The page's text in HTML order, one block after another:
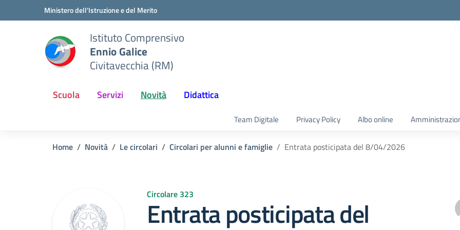
Vai ai contenuti
Vai al menu di navigazioneMinistero dell'Istruzione e del Merito
Istituto Comprensivo
Ennio Galice
Civitavecchia (RM)
Scuola Servizi Novità Didattica
Team Digitale Privacy Policy Albo online
Home Novità Le circolari Circolari per alunni e famiglie Entrata posticipata del 8/04/2026
Circolare 323
Entrata posticipata del